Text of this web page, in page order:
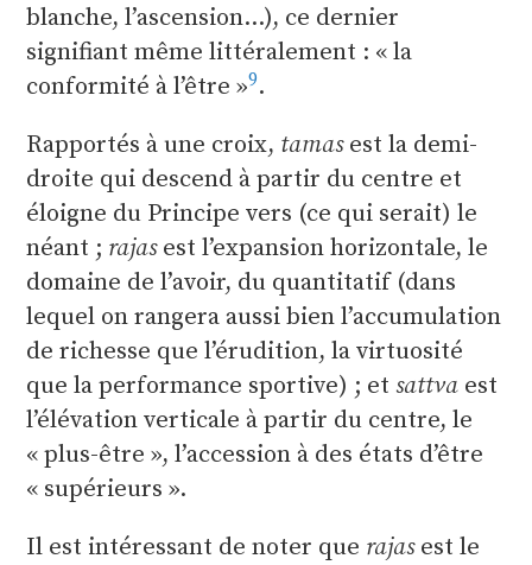
blanche, l’ascension…), ce dernier
signifiant même littéralement : « la
conformité à l’être »9.
Rapportés à une croix, tamasest la demi-
droite qui descend à partir du centre et
éloigne du Principe vers (ce qui serait) le
néant ; rajasest l’expansion horizontale, le
domaine de l’avoir, du quantitatif (dans
lequel on rangera aussi bien l’accumulation
de richesse que l’érudition, la virtuosité
que la performance sportive) ; et sattvaest
l’élévation verticale à partir du centre, le
« plus-être », l’accession à des états d’être
« supérieurs ».
Il est intéressant de noter que rajasest le